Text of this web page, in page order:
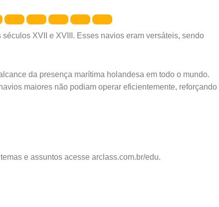
XVII e XVIII. Esses navios eram versáteis, sendo
da presença marítima holandesa em todo o mundo.
maiores não podiam operar eficientemente, reforçando
e assuntos acesse arclass.com.br/edu.